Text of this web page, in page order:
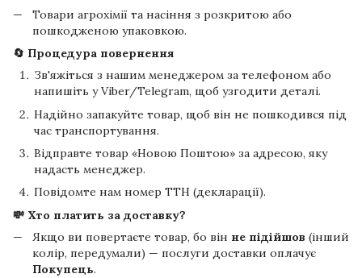
Товари агрохімії та насіння з розкритою або
пошкодженою упаковкою.
🔄 Процедура повернення
Зв'яжіться з нашим менеджером за телефоном або
напишіть у Viber/Telegram, щоб узгодити деталі.
Надійно запакуйте товар, щоб він не пошкодився під
час транспортування.
Відправте товар «Новою Поштою» за адресою, яку
надасть менеджер.
Повідомте нам номер ТТН (декларації).
💸 Хто платить за доставку?
Якщо ви повертаєте товар, бо він не підійшов (інший
колір, передумали) — послуги доставки оплачує
Покупець.